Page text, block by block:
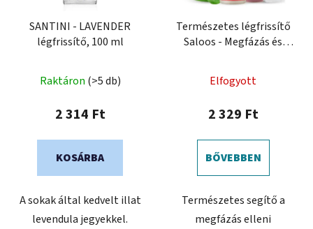
SANTINI - LAVENDER
légfrissítő, 100 ml
Raktáron (>5 db)
2 314 Ft
KOSÁRBA
A sokak által kedvelt illat
levendula jegyekkel.
Természetes légfrissítő
Saloos - Megfázás és
Elfogyott
2 329 Ft
BŐVEBBEN
Természetes segítő a
megfázás elleni